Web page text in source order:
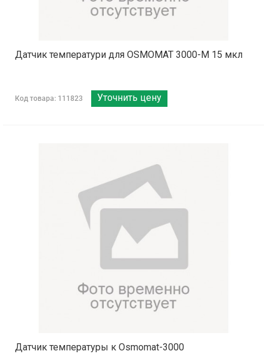
Датчик температури для OSMOMAT 3000-М 15 мкл
Код товара: 111823 Уточнить цену
Датчик температуры к Osmomat-3000